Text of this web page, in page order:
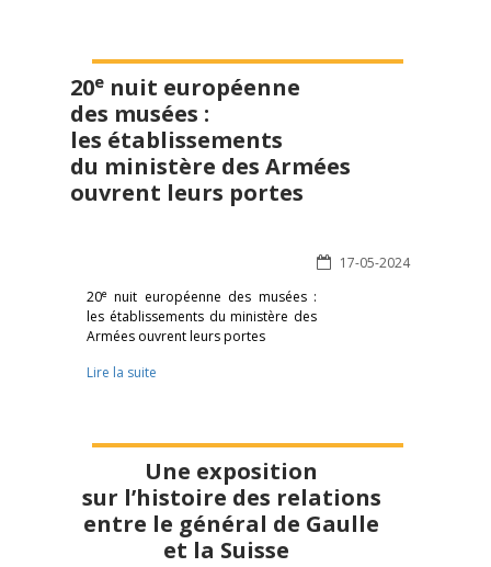
20e nuit européenne
des musées :
les établissements
du ministère des Armées
ouvrent leurs portes
17-05-2024
20e nuit européenne des musées :
les établissements du ministère des
Armées ouvrent leurs portes
Lire la suite
Une exposition
sur l’histoire des relations
entre le général de Gaulle
et la Suisse